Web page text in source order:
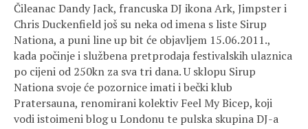
Čileanac Dandy Jack, francuska DJ ikona Ark, Jimpster i
Chris Duckenfield još su neka od imena s liste Sirup
Nationa, a puni line up bit će objavljem 15.06.2011.,
kada počinje i službena pretprodaja festivalskih ulaznica
po cijeni od 250kn za sva tri dana. U sklopu Sirup
Nationa svoje će pozornice imati i bečki klub
Pratersauna, renomirani kolektiv Feel My Bicep, koji
vodi istoimeni blog u Londonu te pulska skupina DJ-a